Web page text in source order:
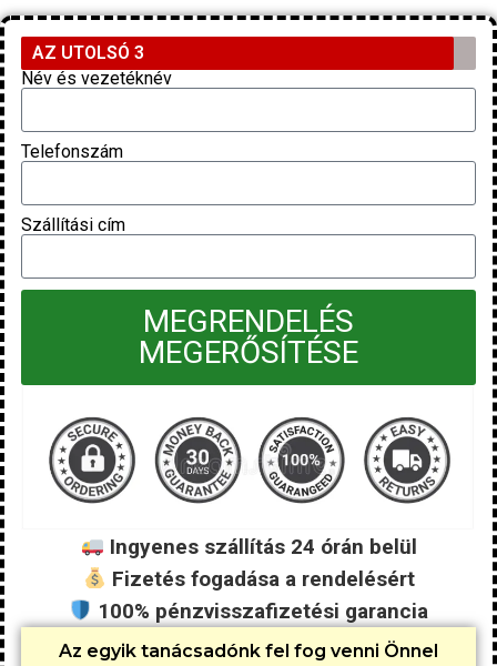
AZ UTOLSÓ 3
Név és vezetéknév
Telefonszám
Szállítási cím
MEGRENDELÉS
MEGERŐSÍTÉSE
Ingyenes szállítás 24 órán belül
Fizetés fogadása a rendelésért
100% pénzvisszafizetési garancia
Az egyik tanácsadónk fel fog venni Önnel